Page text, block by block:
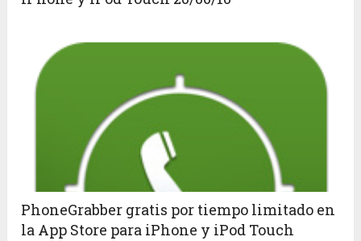
PhoneGrabber gratis por tiempo limitado en
la App Store para iPhone y iPod Touch